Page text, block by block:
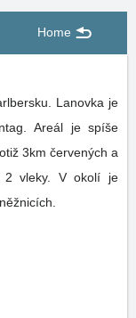
Home
Lanovka je
Areál je spíše
a
2 vleky. V okolí je